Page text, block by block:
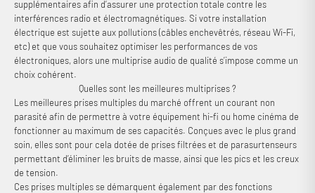
supplémentaires afin d’assurer une protection totale contre les
interférences radio et électromagnétiques. Si votre installation
électrique est sujette aux pollutions (câbles enchevêtrés, réseau Wi-Fi,
etc) et que vous souhaitez optimiser les performances de vos
électroniques, alors une multiprise audio de qualité s’impose comme un
choix cohérent.
Quelles sont les meilleures multiprises ?
Les meilleures prises multiples du marché offrent un courant non
parasité afin de permettre à votre équipement hi-fi ou home cinéma de
fonctionner au maximum de ses capacités. Conçues avec le plus grand
soin, elles sont pour cela dotée de prises filtrées et de parasurtenseurs
permettant d’éliminer les bruits de masse, ainsi que les pics et les creux
de tension.
Ces prises multiples se démarquent également par des fonctions